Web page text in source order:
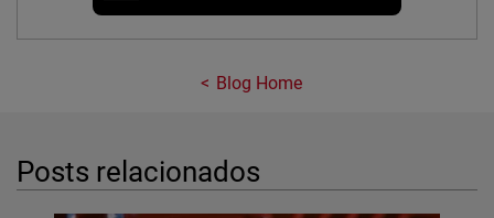
Blog Home
Posts relacionados